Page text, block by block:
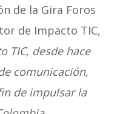
de la Gira Foros
de Impacto TIC,
TIC, desde hace
comunicación,
de impulsar la